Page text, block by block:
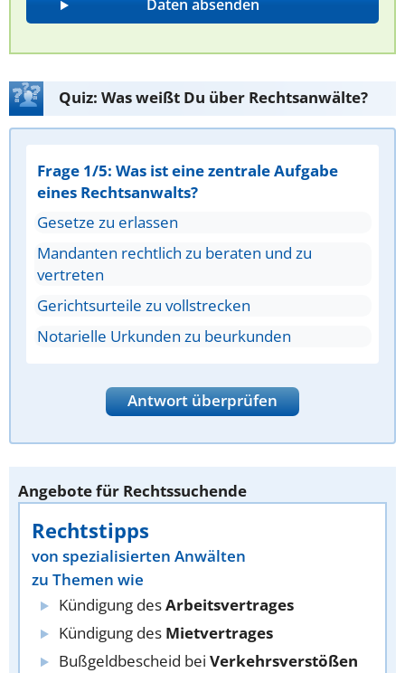
Quiz: Was weißt Du über Rechtsanwälte?
Frage 1/5: Was ist eine zentrale Aufgabe
eines Rechtsanwalts?
Gesetze zu erlassen
Mandanten rechtlich zu beraten und zu
vertreten
Gerichtsurteile zu vollstrecken
Notarielle Urkunden zu beurkunden
Antwort überprüfen
Angebote für Rechtssuchende
Rechtstipps
von spezialisierten Anwälten
zu Themen wie
Kündigung desArbeitsvertrages
Kündigung des Mietvertrages
Bußgeldbescheid bei Verkehrsverstößen